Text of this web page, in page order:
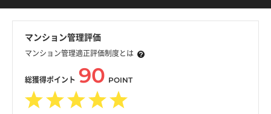
マンション管理評価
マンション管理適正評価制度とは
総獲得ポイント 90 POINT